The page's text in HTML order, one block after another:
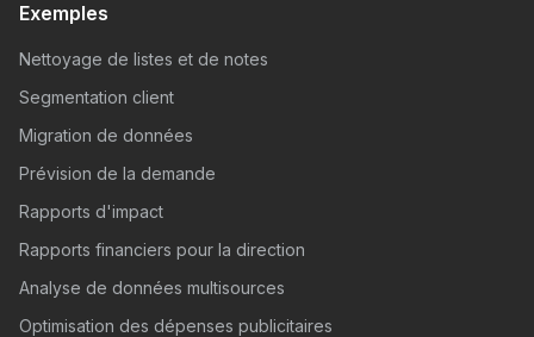
Exemples
Nettoyage de listes et de notes
Segmentation client
Migration de données
Prévision de la demande
Rapports d'impact
Rapports financiers pour la direction
Analyse de données multisources
Optimisation des dépenses publicitaires